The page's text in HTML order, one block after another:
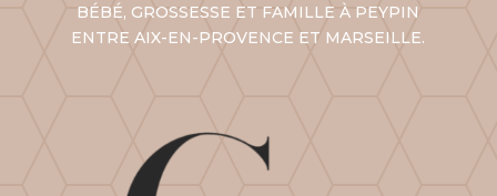
BÉBÉ, GROSSESSE ET FAMILLE À PEYPIN
ENTRE AIX-EN-PROVENCE ET MARSEILLE.